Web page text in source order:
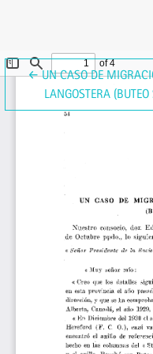
←VOLVER A LOS
UN CASO DE
LANGOSTERA